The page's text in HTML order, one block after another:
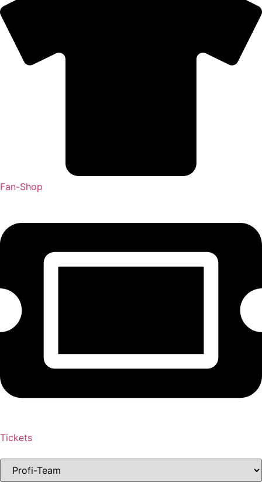
Fan-Shop
Tickets